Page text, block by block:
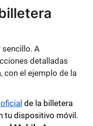
sencillo. A
detalladas
con el ejemplo de la
de la billetera
tu dispositivo móvil.